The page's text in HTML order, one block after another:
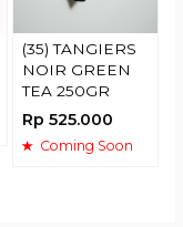
(35) TANGIERS
NOIR GREEN
TEA 250GR
Rp 525.000
Coming Soon